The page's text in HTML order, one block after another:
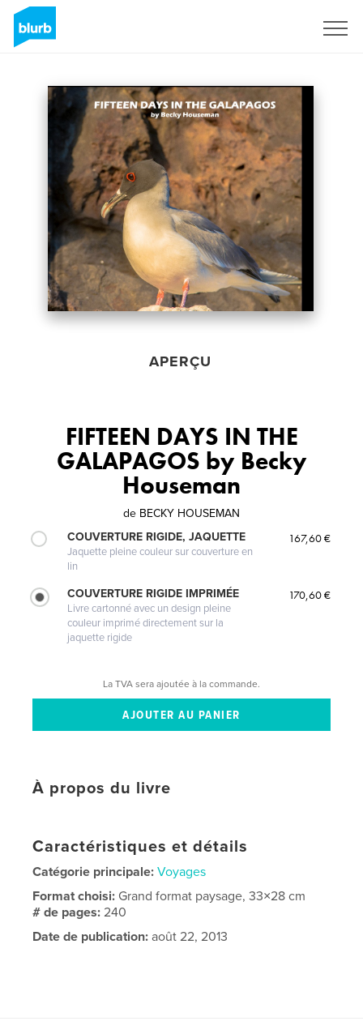
APERÇU
FIFTEEN DAYS IN THE
GALAPAGOS by Becky
Houseman
de BECKY HOUSEMAN
COUVERTURE RIGIDE, JAQUETTE
Jaquette pleine couleur sur couverture en
lin
167,60 €
COUVERTURE RIGIDE IMPRIMÉE
Livre cartonné avec un design pleine
couleur imprimé directement sur la
jaquette rigide
170,60 €
La TVA sera ajoutée à la commande.
À propos du livre
Caractéristiques et détails
Catégorie principale: Voyages
Format choisi: Grand format paysage, 33×28 cm
# de pages:240
Date de publication: août 22, 2013